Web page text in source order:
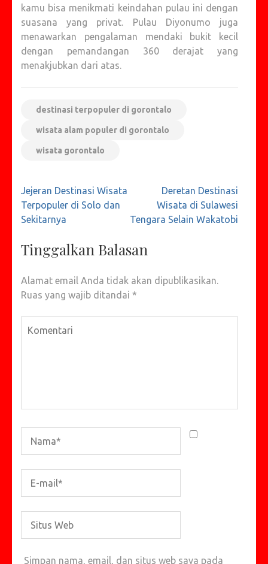
kamu bisa menikmati keindahan pulau ini dengan
suasana yang privat. Pulau Diyonumo juga
menawarkan pengalaman mendaki bukit kecil
dengan pemandangan 360 derajat yang
menakjubkan dari atas.
destinasi terpopuler di gorontalo
wisata alam populer di gorontalo
wisata gorontalo
Navigasi
pos
Jejeran Destinasi Wisata
Terpopuler di Solo dan
Sekitarnya
Deretan Destinasi
Wisata di Sulawesi
Tengara Selain Wakatobi
Tinggalkan Balasan
Alamat email Anda tidak akan dipublikasikan.
Ruas yang wajib ditandai *
Simpan nama, email, dan situs web saya pada